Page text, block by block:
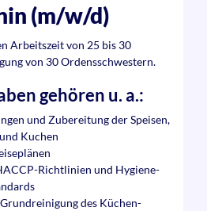
(m/w/d)
Arbeits­zeit von 25 bis 30
von 30 Ordens­schwestern.
gehören u. a.:
und Zubereitung der Speisen,
Kuchen
Richt­linien und Hygiene-
des Küchen­